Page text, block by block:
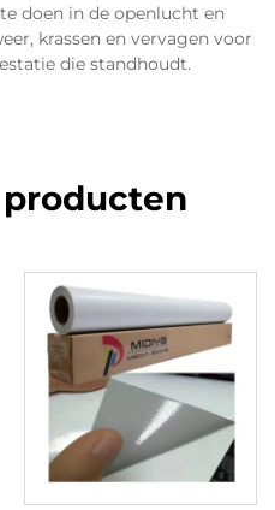
doen in de openlucht en
krassen en vervagen voor
die standhoudt.